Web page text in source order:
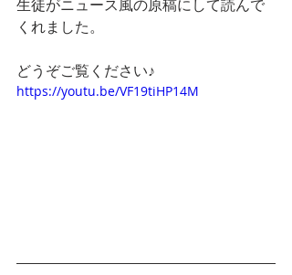
生徒がニュース風の原稿にして読んで
くれました。
どうぞご覧ください♪
https://youtu.be/VF19tiHP14M